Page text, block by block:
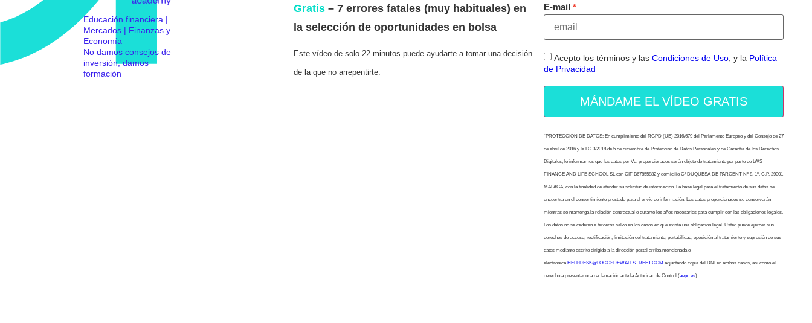
Educación financiera |
Mercados | Finanzas y
Economía
No damos consejos de
inversión, damos
formación
Gratis– 7 errores fatales (muy habituales) en
la selección de oportunidades en bolsa
Este vídeo de solo 22 minutos puede ayudarte a tomar una decisión
de la que no arrepentirte.
E-mail
Acepto los términos y las Condiciones de Uso, y la Política
de Privacidad
MÁNDAME EL VÍDEO GRATIS
“PROTECCION DE DATOS: En cumplimiento del RGPD (UE) 2016/679 del Parlamento Europeo y del Consejo de 27
de abril de 2016 y la LO 3/2018 de 5 de diciembre de Protección de Datos Personales y de Garantía de los Derechos
Digitales, le informamos que los datos por Vd. proporcionados serán objeto de tratamiento por parte de LWS
FINANCE AND LIFE SCHOOL SL con CIF B67855882 y domicilio C/ DUQUESA DE PARCENT Nº 8, 1º, C.P. 29001
MALAGA, con la finalidad de atender su solicitud de información. La base legal para el tratamiento de sus datos se
encuentra en el consentimiento prestado para el envío de información. Los datos proporcionados se conservarán
mientras se mantenga la relación contractual o durante los años necesarios para cumplir con las obligaciones legales.
Los datos no se cederán a terceros salvo en los casos en que exista una obligación legal. Usted puede ejercer sus
derechos de acceso, rectificación, limitación del tratamiento, portabilidad, oposición al tratamiento y supresión de sus
datos mediante escrito dirigido a la dirección postal arriba mencionada o
electrónica HELPDESK@LOCOSDEWALLSTREET.COM adjuntando copia del DNI en ambos casos, así como el
derecho a presentar una reclamación ante la Autoridad de Control (aepd.es).